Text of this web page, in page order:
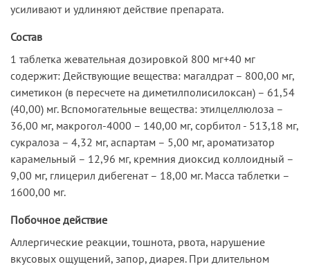
усиливают и удлиняют действие препарата.
Состав
1 таблетка жевательная дозировкой 800 мг+40 мг
содержит: Действующие вещества: магалдрат – 800,00 мг,
симетикон (в пересчете на диметилполисилоксан) – 61,54
(40,00) мг. Вспомогательные вещества: этилцеллюлоза –
36,00 мг, макрогол-4000 – 140,00 мг, сорбитол - 513,18 мг,
сукралоза – 4,32 мг, аспартам – 5,00 мг, ароматизатор
карамельный – 12,96 мг, кремния диоксид коллоидный –
9,00 мг, глицерил дибегенат – 18,00 мг. Масса таблетки –
1600,00 мг.
Побочное действие
Аллергические реакции, тошнота, рвота, нарушение
вкусовых ощущений, запор, диарея. При длительном